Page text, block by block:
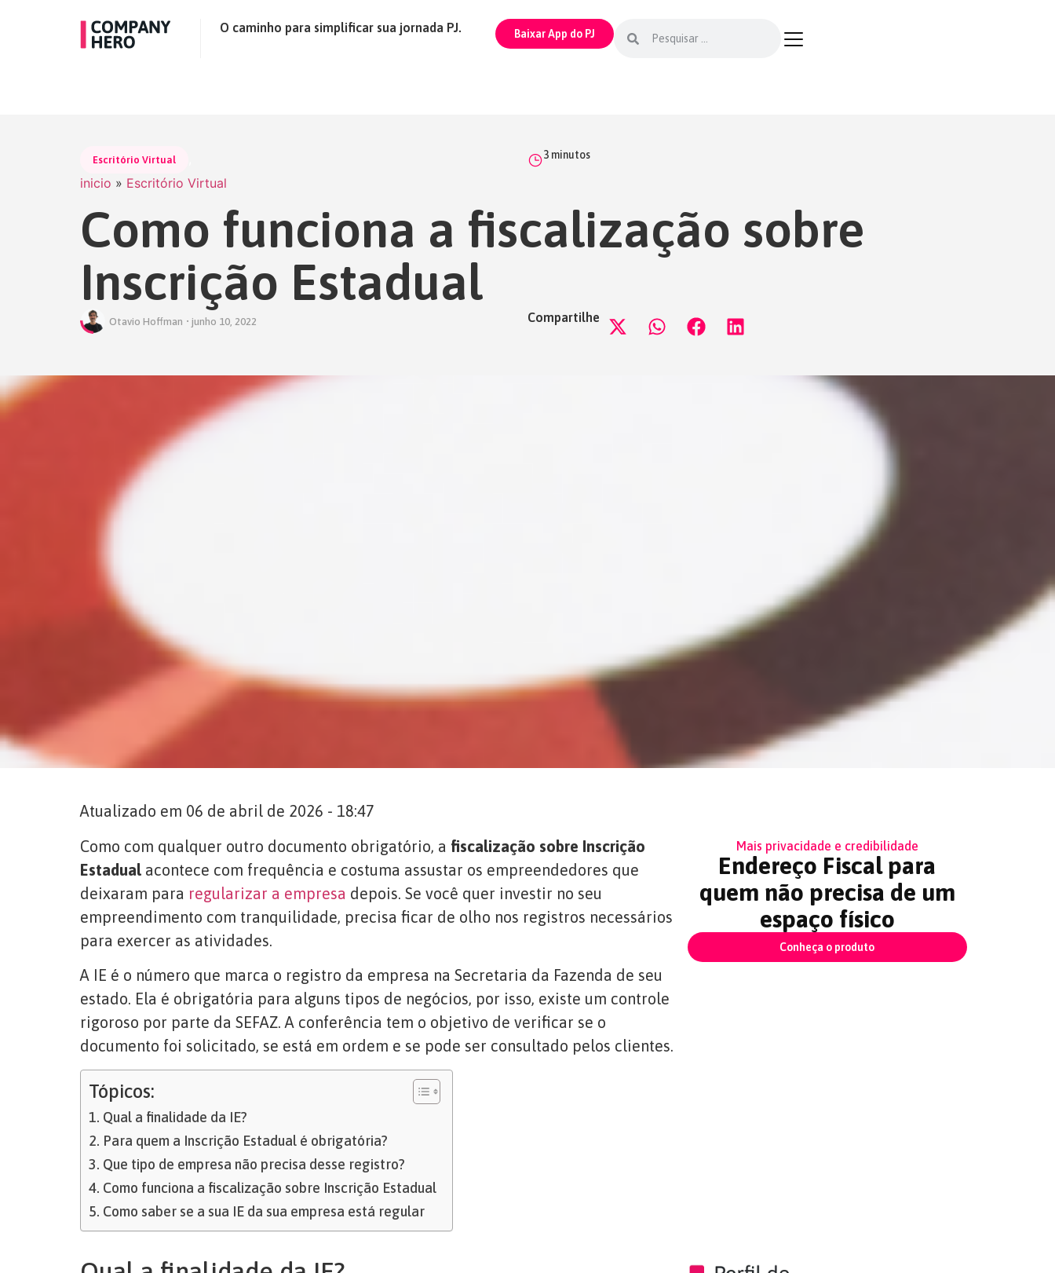
O caminho para simplificar sua jornada PJ. Baixar App do PJ
Escritório Virtual
inicio » Escritório Virtual
3 minutos
Como funciona a fiscalização sobre
Inscrição Estadual
Otavio Hoffman • junho 10, 2022 Compartilhe
Atualizado em 06 de abril de 2026 - 18:47
Como com qualquer outro documento obrigatório, a fiscalização sobre Inscrição
Estadual acontece com frequência e costuma assustar os empreendedores que
deixaram para regularizar a empresa depois. Se você quer investir no seu
empreendimento com tranquilidade, precisa ficar de olho nos registros necessários
para exercer as atividades.
A IE é o número que marca o registro da empresa na Secretaria da Fazenda de seu
estado. Ela é obrigatória para alguns tipos de negócios, por isso, existe um controle
rigoroso por parte da SEFAZ. A conferência tem o objetivo de verificar se o
documento foi solicitado, se está em ordem e se pode ser consultado pelos clientes.
Tópicos:
Qual a finalidade da IE?
Para quem a Inscrição Estadual é obrigatória?
Que tipo de empresa não precisa desse registro?
Como funciona a fiscalização sobre Inscrição Estadual
Como saber se a sua IE da sua empresa está regular
Mais privacidade e credibilidade
Endereço Fiscal para
quem não precisa de um
espaço físico
Conheça o produto